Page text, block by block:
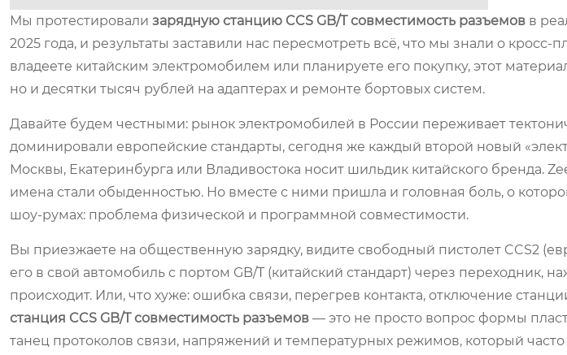
Мы протестировали зарядную станцию CCS GB/T совместимость разъемов в
2025 года, и результаты заставили нас пересмотреть всё, что мы знали о
владеете китайским электромобилем или планируете его покупку, этот
но и десятки тысяч рублей на адаптерах и ремонте бортовых систем.
Давайте будем честными: рынок электромобилей в России переживает
доминировали европейские стандарты, сегодня же каждый второй новый
Москвы, Екатеринбурга или Владивостока носит шильдик китайского бренда.
имена стали обыденностью. Но вместе с ними пришла и головная боль, о
шоу-румах: проблема физической и программной совместимости.
Вы приезжаете на общественную зарядку, видите свободный пистолет CCS2
его в свой автомобиль с портом GB/T (китайский стандарт) через переходник,
происходит. Или, что хуже: ошибка связи, перегрев контакта, отключение
станция CCS GB/T совместимость разъемов — это не просто вопрос формы
танец протоколов связи, напряжений и температурных режимов, который часто